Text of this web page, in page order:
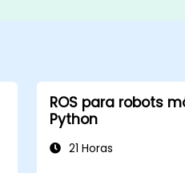
ROS para robots
Python
21 Horas